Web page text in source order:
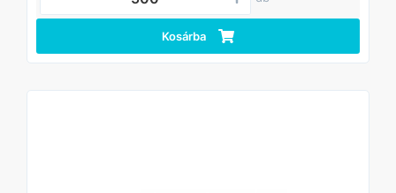
Kosárba